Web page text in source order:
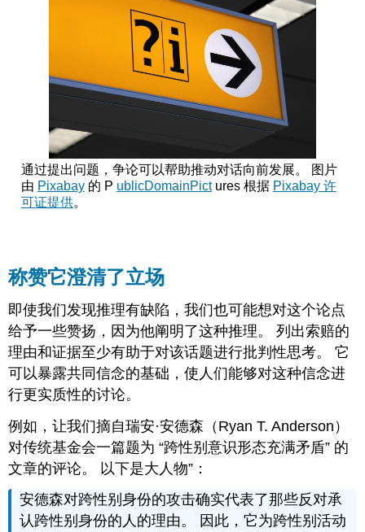
通过提出问题，争论可以帮助推动对话向前发展。 图片
由 Pixabay的 P ublicDomainPictures 根据 Pixabay 许
可证提供。
称赞它澄清了立场
即使我们发现推理有缺陷，我们也可能想对这个论点
给予一些赞扬，因为他阐明了这种推理。 列出索赔的
理由和证据至少有助于对该话题进行批判性思考。 它
可以暴露共同信念的基础，使人们能够对这种信念进
行更实质性的讨论。
例如，让我们摘自瑞安·安德森（Ryan T. Anderson）
对传统基金会一篇题为 “跨性别意识形态充满矛盾” 的
文章的评论。 以下是大人物”：
安德森对跨性别身份的攻击确实代表了那些反对承
认跨性别身份的人的理由。 因此，它为跨性别活动